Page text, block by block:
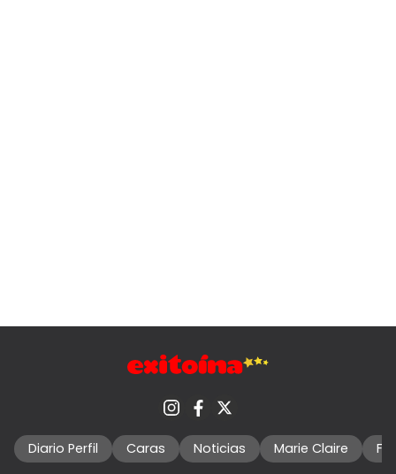
Diario Perfil Caras Noticias Marie Claire